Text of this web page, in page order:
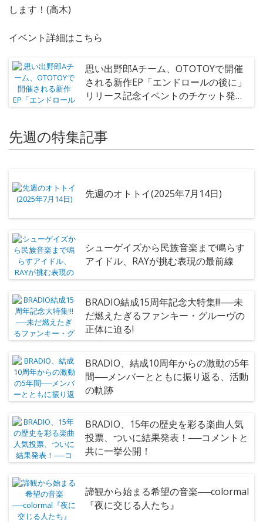
します！(高木)
イベント詳細はこちら
思い出野郎Aチーム、OTOTOYで開催
される新作EP「エンドロールの後に」
リリース記念イベントのチケット発売
開始
先週の特集記事
先週のオトトイ(2025年7月14日)
シューゲイズから民族音楽まで鳴らす
アイドル、RAYが挑む表現の最前線
BRADIO結成15周年記念大特集!!!──未
だ燃えたぎるファンキー・グルーヴの
正体に迫る!
BRADIO、結成10周年からの激動の5年
間──メンバーとともに振り返る、活動
の軌跡
BRADIO、15年の歴史を彩る楽曲人気
投票、ついに結果発表！──コメントと
共に一挙公開！
諦観から始まる希望の音楽──colormal
『夜に交じる人たち』